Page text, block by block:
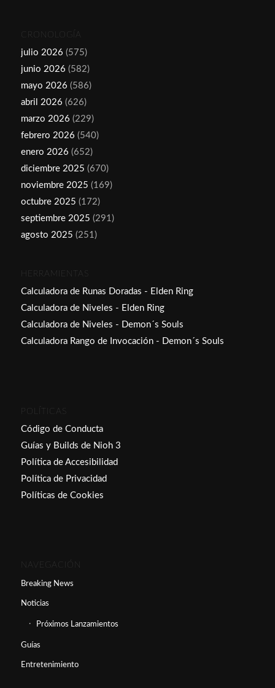
CRONOLOGÍA
julio 2026 (575)
junio 2026 (582)
mayo 2026 (586)
abril 2026 (626)
marzo 2026 (229)
febrero 2026 (540)
enero 2026 (652)
diciembre 2025 (670)
noviembre 2025 (169)
octubre 2025 (172)
septiembre 2025 (291)
agosto 2025 (251)
HERRAMIENTAS
Calculadora de Runas Doradas - Elden Ring
Calculadora de Niveles - Elden Ring
Calculadora de Niveles - Demon´s Souls
Calculadora Rango de Invocación - Demon´s Souls
POLÍTICAS
Código de Conducta
Guías y Builds de Nioh 3
Política de Accesibilidad
Política de Privacidad
Políticas de Cookies
NAVEGACIÓN
Breaking News
Noticias
Próximos Lanzamientos
Guías
Entretenimiento